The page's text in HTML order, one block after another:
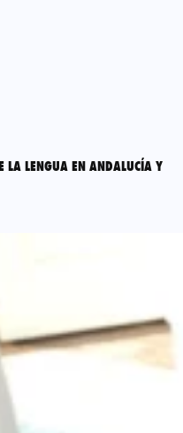
LA LENGUA EN ANDALUCÍA Y